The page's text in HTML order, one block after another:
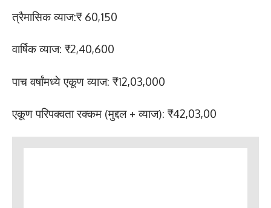
त्रैमासिक व्याज:₹ 60,150
वार्षिक व्याज: ₹2,40,600
पाच वर्षांमध्ये एकूण व्याज: ₹12,03,000
एकूण परिपक्वता रक्कम (मुद्दल + व्याज): ₹42,03,00